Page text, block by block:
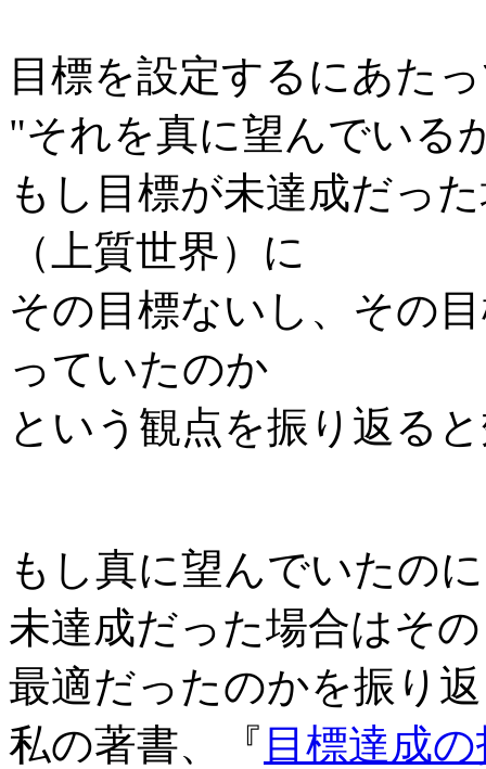
目標を設定するにあた
"それを真に望んでいる
もし目標が未達成だっ
（上質世界）に
その目標ないし、その
っていたのか
という観点を振り返る
もし真に望んでいたの
未達成だった場合はそ
最適だったのかを振り
私の著書、『 目標達成